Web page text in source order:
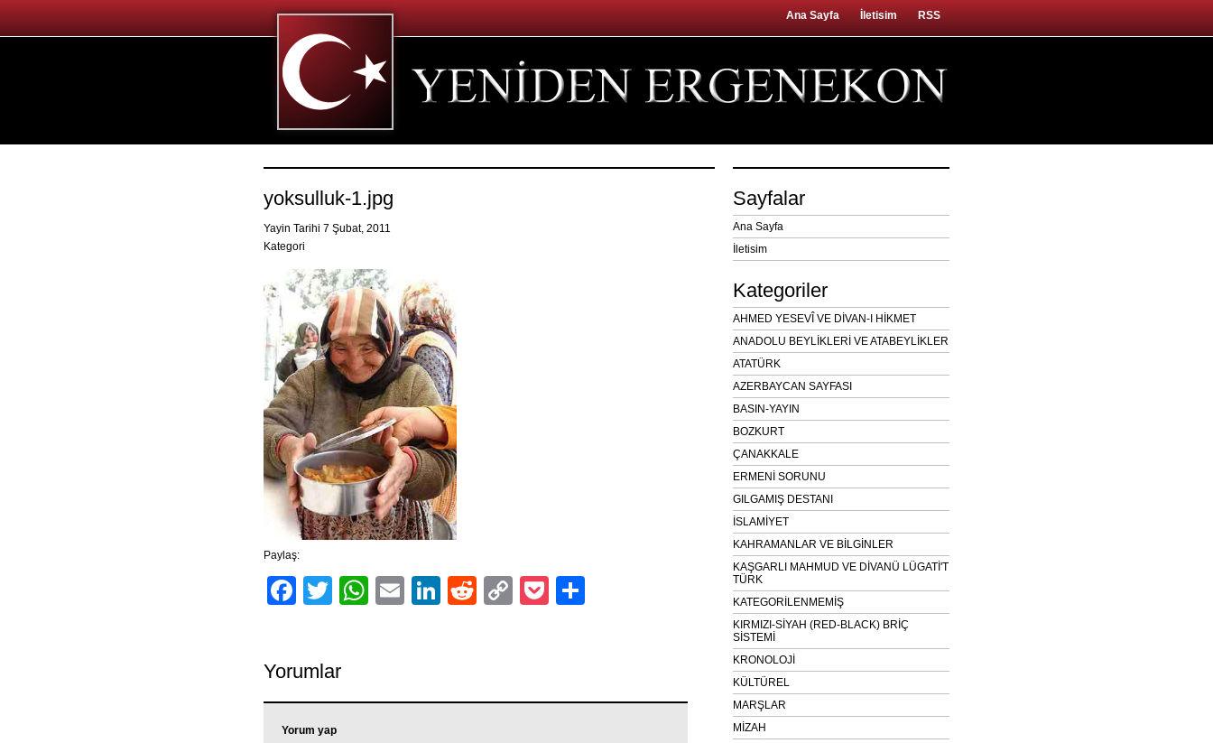
Ana Sayfa İletisim RSS
yoksulluk-1.jpg
Yayin Tarihi 7 Şubat, 2011
Kategori
Paylaş:
Facebook
TwitterWhatsApp
EmailLinkedIn
RedditCopyPocket
Yorumlar
Yorum yap
Sayfalar
Ana Sayfa
İletisim
Kategoriler
AHMED YESEVÎ VE DİVAN-I HİKMET
ANADOLU BEYLİKLERİ VE ATABEYLİKLER
ATATÜRK
AZERBAYCAN SAYFASI
BASIN-YAYIN
BOZKURT
ÇANAKKALE
ERMENİ SORUNU
GILGAMIŞ DESTANI
İSLAMİYET
KAHRAMANLAR VE BİLGİNLER
KAŞGARLI MAHMUD VE DİVANÜ LÜGATİ'T
TÜRK
KATEGORİLENMEMİŞ
KIRMIZI-SİYAH (RED-BLACK) BRİÇ
SİSTEMİ
KRONOLOJİ
KÜLTÜREL
MARŞLAR
MİZAH